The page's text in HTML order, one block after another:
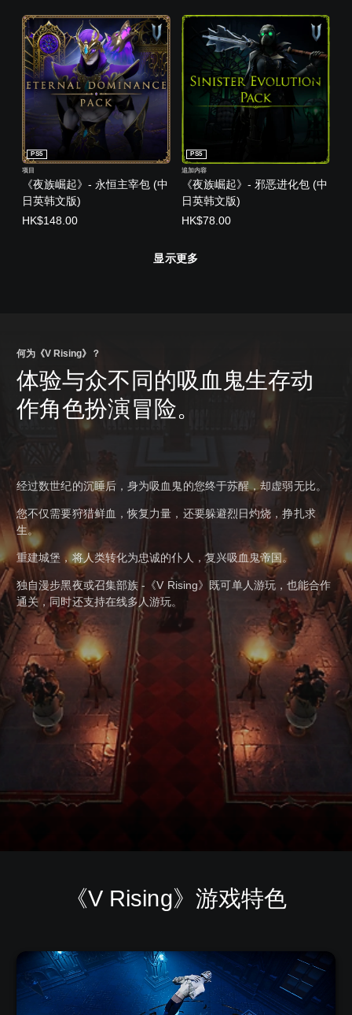
《夜族崛起》- 永恒主宰包 (中
日英韩文版)
PS5
项目
HK$148.00
《夜族崛起》- 邪恶进化包 (中
日英韩文版)
PS5
追加内容
HK$78.00
显示更多
何为《V Rising》？
体验与众不同的吸血鬼生存动
作角色扮演冒险。
经过数世纪的沉睡后，身为吸血鬼的您终于苏醒，却虚弱无比。
您不仅需要狩猎鲜血，恢复力量，还要躲避烈日灼烧，挣扎求
生。
重建城堡，将人类转化为忠诚的仆人，复兴吸血鬼帝国。
独自漫步黑夜或召集部族 -《V Rising》既可单人游玩，也能合作
通关，同时还支持在线多人游玩。
《V Rising》游戏特色